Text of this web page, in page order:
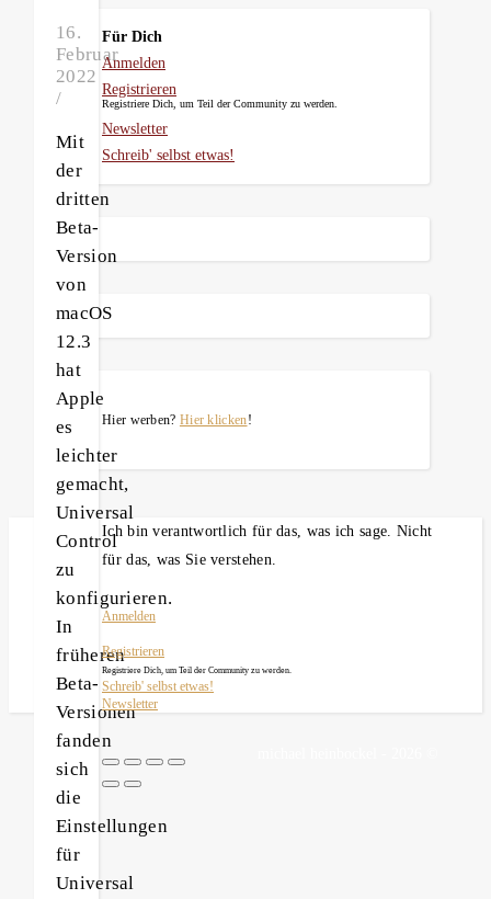
16.
Februar
2022
/
Mit
der
dritten
Beta-
Version
von
macOS
12.3
hat
Apple
es
leichter
gemacht,
Universal
Control
zu
konfigurieren.
In
früheren
Beta-
Versionen
fanden
sich
die
Einstellungen
für
Universal
Für Dich
Anmelden
Registrieren
Registriere Dich, um Teil der Community zu werden.
Newsletter
Schreib' selbst etwas!
Hier werben? Hier klicken!
Ich bin verantwortlich für das, was ich sage. Nicht
für das, was Sie verstehen.
Anmelden
Registrieren
Registriere Dich, um Teil der Community zu werden.
Schreib' selbst etwas!
Newsletter